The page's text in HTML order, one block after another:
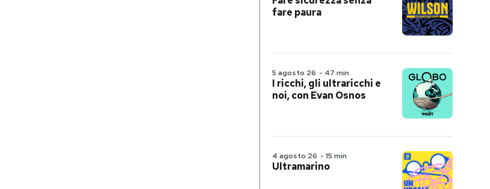
fare paura
5 agosto 26 - 47 min
I ricchi, gli ultraricchi e
noi, con Evan Osnos
4 agosto 26 - 15 min
Ultramarino